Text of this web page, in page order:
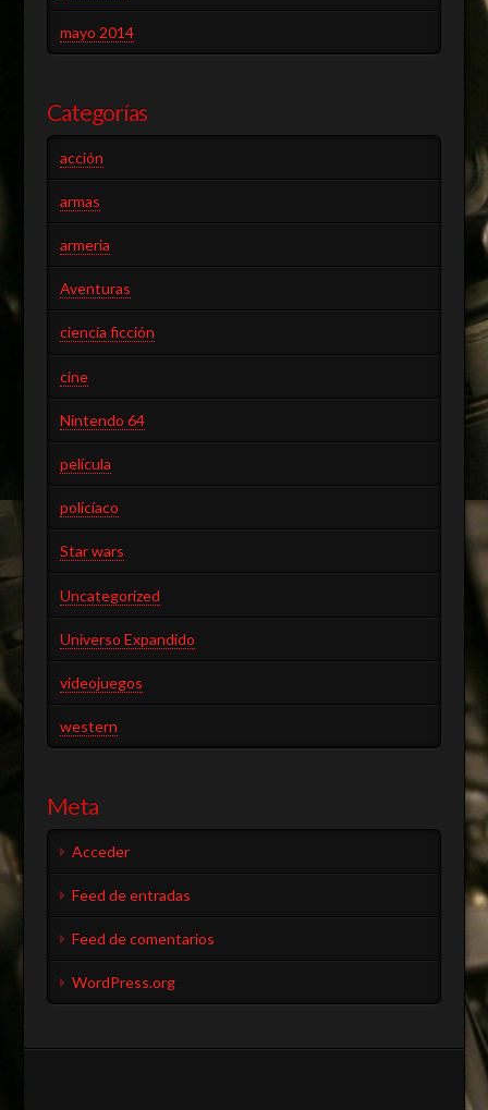
mayo 2014
Categorías
acción
armas
armeria
Aventuras
ciencia ficción
cine
Nintendo 64
película
policíaco
Star wars
Uncategorized
Universo Expandido
videojuegos
western
Meta
Acceder
Feed de entradas
Feed de comentarios
WordPress.org